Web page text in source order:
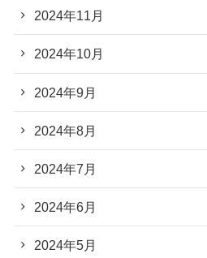
2024年11月
2024年10月
2024年9月
2024年8月
2024年7月
2024年6月
2024年5月